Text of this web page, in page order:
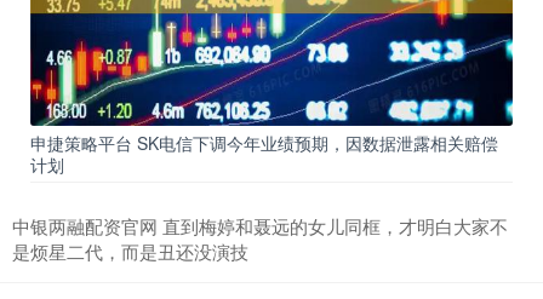
申捷策略平台 SK电信下调今年业绩预期，因数据泄露相关赔偿
计划
中银两融配资官网 直到梅婷和聂远的女儿同框，才明白大家不
是烦星二代，而是丑还没演技